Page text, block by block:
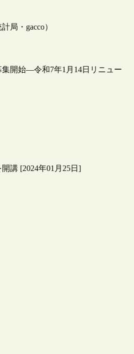
局・gacco）
開始―令和7年1月14日リニュー
講 [2024年01月25日]